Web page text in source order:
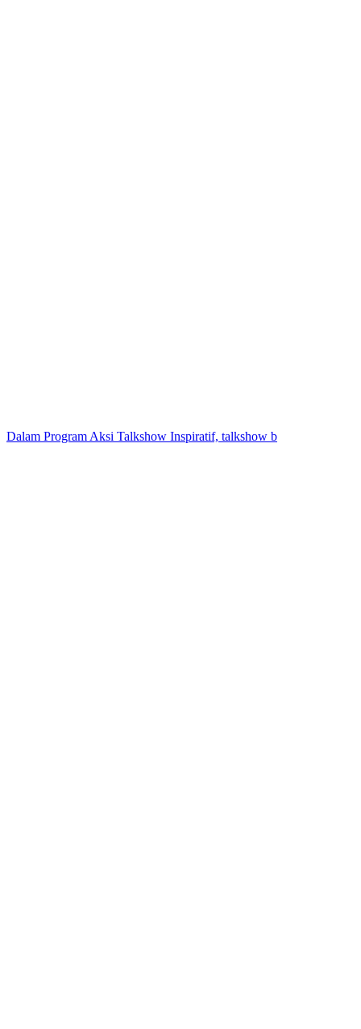
Dalam Program Aksi Talkshow Inspiratif, talkshow b